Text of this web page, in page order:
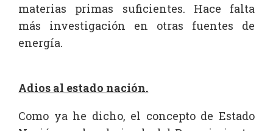
materias primas suficientes. Hace falta
más investigación en otras fuentes de
energía.
Adios al estado nación.
Como ya he dicho, el concepto de Estado